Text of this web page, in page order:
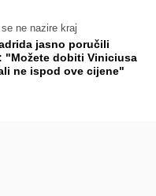
ne nazire kraj
jasno poručili
"Možete dobiti Viniciusa
ne ispod ove cijene"